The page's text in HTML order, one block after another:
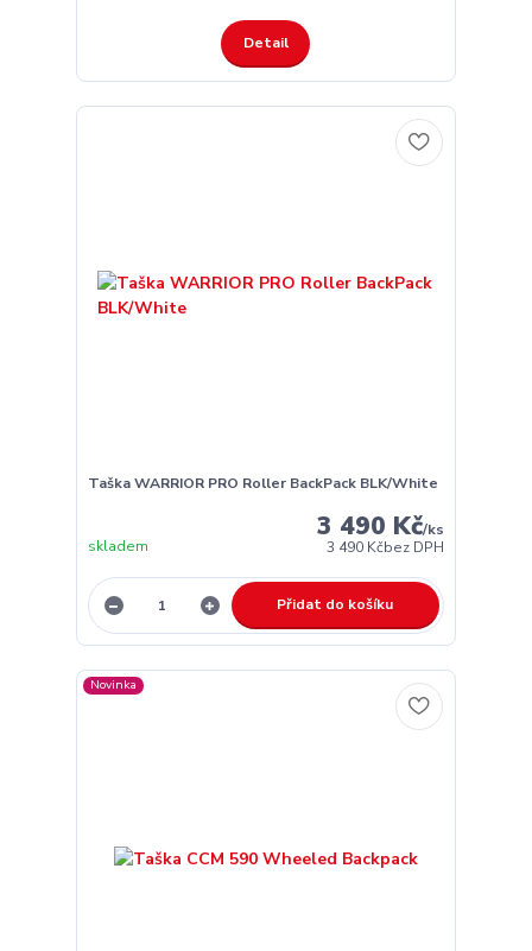
Detail
Taška WARRIOR PRO Roller BackPack BLK/White
3 490 Kč/ks
3 490 Kčbez DPH
skladem
Přidat do košíku
Novinka